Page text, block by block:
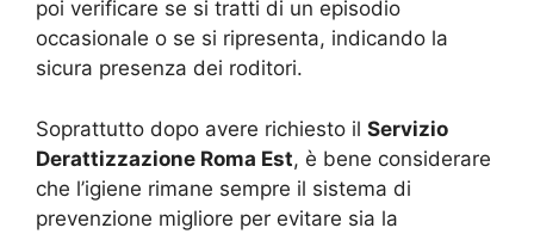
poi verificare se si tratti di un episodio
occasionale o se si ripresenta, indicando la
sicura presenza dei roditori.
Soprattutto dopo avere richiesto il Servizio
Derattizzazione Roma Est, è bene considerare
che l’igiene rimane sempre il sistema di
prevenzione migliore per evitare sia la